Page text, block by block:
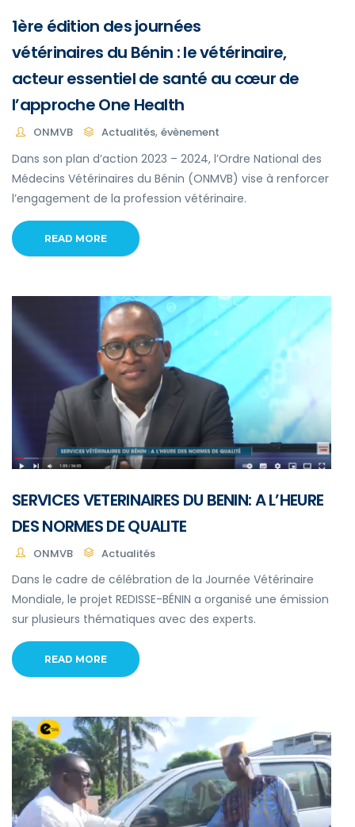
1ère édition des journées
vétérinaires du Bénin : le vétérinaire,
acteur essentiel de santé au cœur de
l’approche One Health
ONMVB Actualités, évènement
Dans son plan d’action 2023 – 2024, l’Ordre National des
Médecins Vétérinaires du Bénin (ONMVB) vise à renforcer
l’engagement de la profession vétérinaire.
READ MORE
SERVICES VETERINAIRES DU BENIN: A L’HEURE
DES NORMES DE QUALITE
ONMVB Actualités
Dans le cadre de célébration de la Journée Vétérinaire
Mondiale, le projet REDISSE-BÉNIN a organisé une émission
sur plusieurs thématiques avec des experts.
READ MORE